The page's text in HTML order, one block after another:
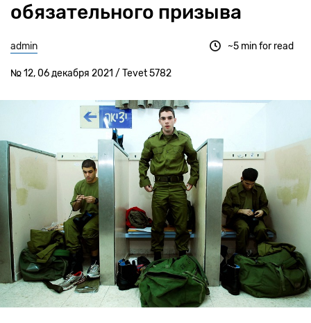
обязательного призыва
admin
№ 12, 06 декабря 2021 / Tevet 5782
~5 min for read